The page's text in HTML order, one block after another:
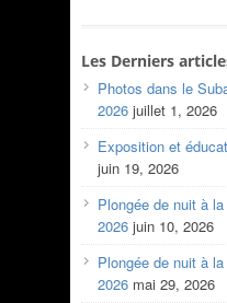
Les Derniers
Photos dans le
2026 juillet 1, 2026
Exposition et
juin 19, 2026
Plongée de nuit à
2026 juin 10, 2026
Plongée de nuit à
2026 mai 29, 2026